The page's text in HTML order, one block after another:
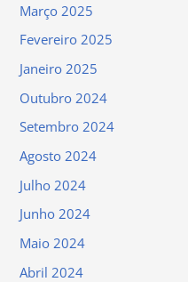
Março 2025
Fevereiro 2025
Janeiro 2025
Outubro 2024
Setembro 2024
Agosto 2024
Julho 2024
Junho 2024
Maio 2024
Abril 2024